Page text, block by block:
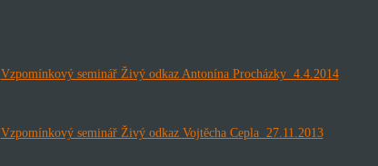
Vzpomínkový seminář Živý odkaz Antonína Procházky 4.4.2014
Vzpomínkový seminář Živý odkaz Vojtěcha Cepla 27.11.2013